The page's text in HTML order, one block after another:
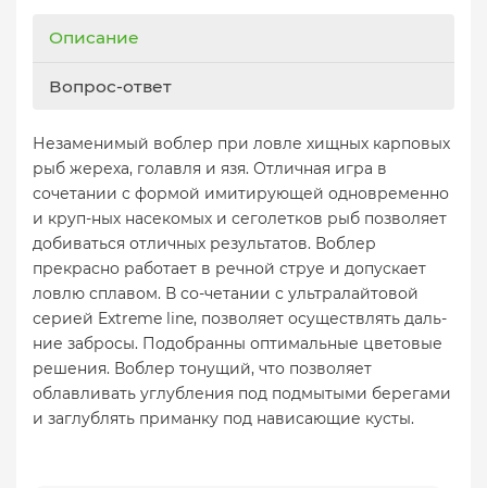
Описание
Вопрос-ответ
Незаменимый воблер при ловле хищных карповых
рыб жереха, голавля и язя. Отличная игра в
сочетании с формой имитирующей одновременно
и круп-ных насекомых и сеголетков рыб позволяет
добиваться отличных результатов. Воблер
прекрасно работает в речной струе и допускает
ловлю сплавом. В со-четании с ультралайтовой
серией Extreme line, позволяет осуществлять даль-
ние забросы. Подобранны оптимальные цветовые
решения. Воблер тонущий, что позволяет
облавливать углубления под подмытыми берегами
и заглублять приманку под нависающие кусты.